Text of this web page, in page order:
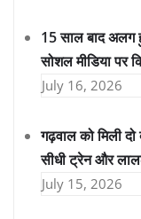
15 साल बाद अलग
सोशल मीडिया पर
July 16, 2026
गढ़वाल को मिली
सीधी ट्रेन और
July 15, 2026